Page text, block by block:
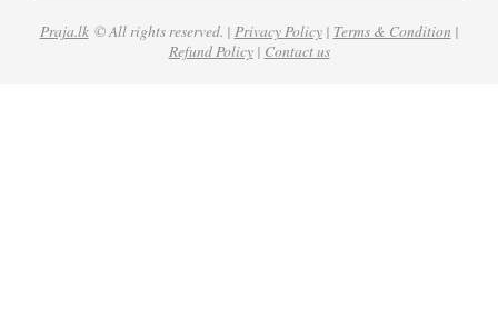
Praja.lk© All rights reserved. | Privacy Policy| Terms & Condition |
Refund Policy| Contact us